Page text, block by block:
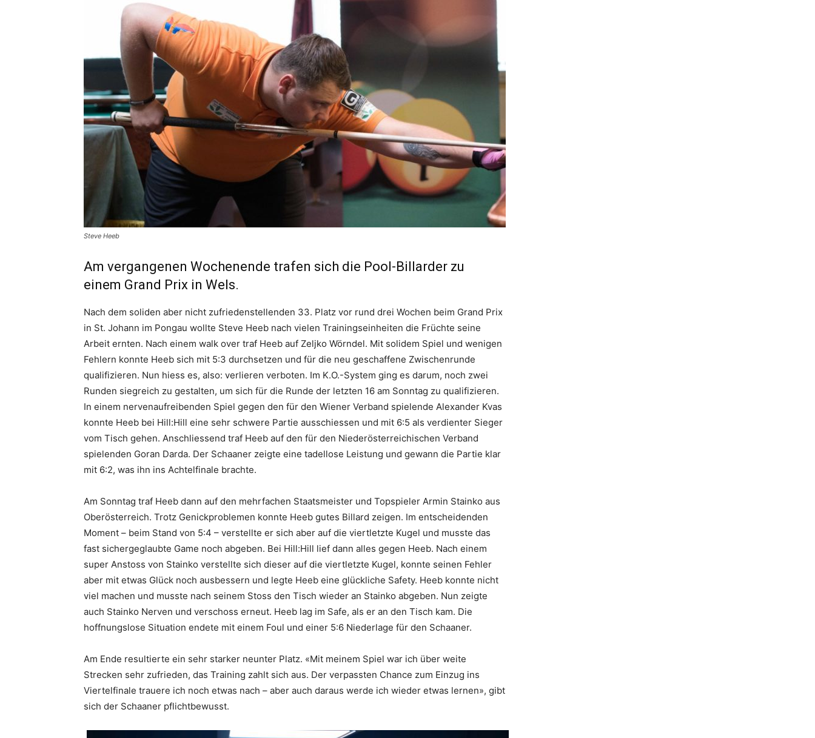
Steve Heeb
Am vergangenen Wochenende trafen sich die Pool-Billarder zu
einem Grand Prix in Wels.
Nach dem soliden aber nicht zufriedenstellenden 33. Platz vor rund drei Wochen beim Grand Prix
in St. Johann im Pongau wollte Steve Heeb nach vielen Trainingseinheiten die Früchte seine
Arbeit ernten. Nach einem walk over traf Heeb auf Zeljko Wörndel. Mit solidem Spiel und wenigen
Fehlern konnte Heeb sich mit 5:3 durchsetzen und für die neu geschaffene Zwischenrunde
qualifizieren. Nun hiess es, also: verlieren verboten. Im K.O.-System ging es darum, noch zwei
Runden siegreich zu gestalten, um sich für die Runde der letzten 16 am Sonntag zu qualifizieren.
In einem nervenaufreibenden Spiel gegen den für den Wiener Verband spielende Alexander Kvas
konnte Heeb bei Hill:Hill eine sehr schwere Partie ausschiessen und mit 6:5 als verdienter Sieger
vom Tisch gehen. Anschliessend traf Heeb auf den für den Niederösterreichischen Verband
spielenden Goran Darda. Der Schaaner zeigte eine tadellose Leistung und gewann die Partie klar
mit 6:2, was ihn ins Achtelfinale brachte.
Am Sonntag traf Heeb dann auf den mehrfachen Staatsmeister und Topspieler Armin Stainko aus
Oberösterreich. Trotz Genickproblemen konnte Heeb gutes Billard zeigen. Im entscheidenden
Moment – beim Stand von 5:4 – verstellte er sich aber auf die viertletzte Kugel und musste das
fast sichergeglaubte Game noch abgeben. Bei Hill:Hill lief dann alles gegen Heeb. Nach einem
super Anstoss von Stainko verstellte sich dieser auf die viertletzte Kugel, konnte seinen Fehler
aber mit etwas Glück noch ausbessern und legte Heeb eine glückliche Safety. Heeb konnte nicht
viel machen und musste nach seinem Stoss den Tisch wieder an Stainko abgeben. Nun zeigte
auch Stainko Nerven und verschoss erneut. Heeb lag im Safe, als er an den Tisch kam. Die
hoffnungslose Situation endete mit einem Foul und einer 5:6 Niederlage für den Schaaner.
Am Ende resultierte ein sehr starker neunter Platz. «Mit meinem Spiel war ich über weite
Strecken sehr zufrieden, das Training zahlt sich aus. Der verpassten Chance zum Einzug ins
Viertelfinale trauere ich noch etwas nach – aber auch daraus werde ich wieder etwas lernen», gibt
sich der Schaaner pflichtbewusst.